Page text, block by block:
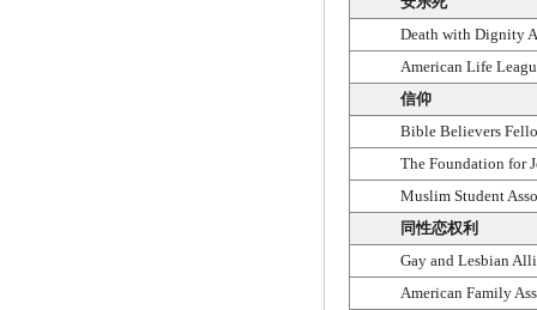
Death with Dignity
American Life
信仰
Bible Believers
The Foundation for
Muslim Student
同性恋权利
Gay and Lesbian
American Family